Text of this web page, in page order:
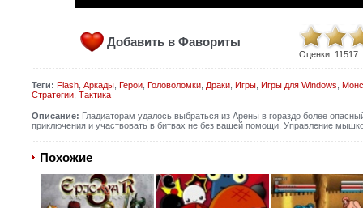
Добавить в Фавориты
Оценки: 11517
Теги: Flash, Аркады, Герои, Головоломки, Драки, Игры, Игры для Windows
Стратегии, Тактика
Описание: Гладиаторам удалось выбраться из Арены в гораздо более
приключения и участвовать в битвах не без вашей помощи. Управление
Похожие